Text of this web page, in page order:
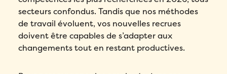
secteurs confondus. Tandis que nos méthodes
de travail évoluent, vos nouvelles recrues
doivent être capables de s’adapter aux
changements tout en restant productives.